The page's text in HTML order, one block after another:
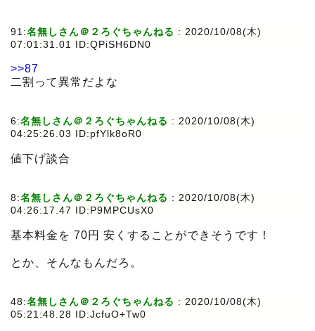
91:名無しさん＠２ろぐちゃんねる : 2020/10/08(木)
07:01:31.01 ID:QPiSH6DN0
>>87
二割って異常だよな
6:名無しさん＠２ろぐちゃんねる : 2020/10/08(木)
04:25:26.03 ID:pfYlk8oR0
値下げ談合
8:名無しさん＠２ろぐちゃんねる : 2020/10/08(木)
04:26:17.47 ID:P9MPCUsX0
基本料金を 70円 安くすることができそうです！
とか、そんなもんだろ。
48:名無しさん＠２ろぐちゃんねる : 2020/10/08(木)
05:21:48.28 ID:JcfuO+Tw0